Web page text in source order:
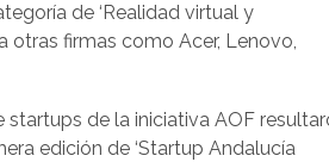
de ‘Realidad virtual y
otras firmas como Acer, Lenovo,
startups de la iniciativa AOF
edición de ‘Startup Andalucía